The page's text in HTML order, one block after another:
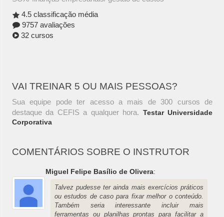
4.5 classificação média
9757 avaliações
32 cursos
VAI TREINAR 5 OU MAIS PESSOAS?
Sua equipe pode ter acesso a mais de 300 cursos de
destaque da CEFIS a qualquer hora. Testar Universidade
Corporativa
COMENTÁRIOS SOBRE O INSTRUTOR
Miguel Felipe Basílio de Olivera:
Talvez pudesse ter ainda mais exercícios práticos
ou estudos de caso para fixar melhor o conteúdo.
Também seria interessante incluir mais
ferramentas ou planilhas prontas para facilitar a